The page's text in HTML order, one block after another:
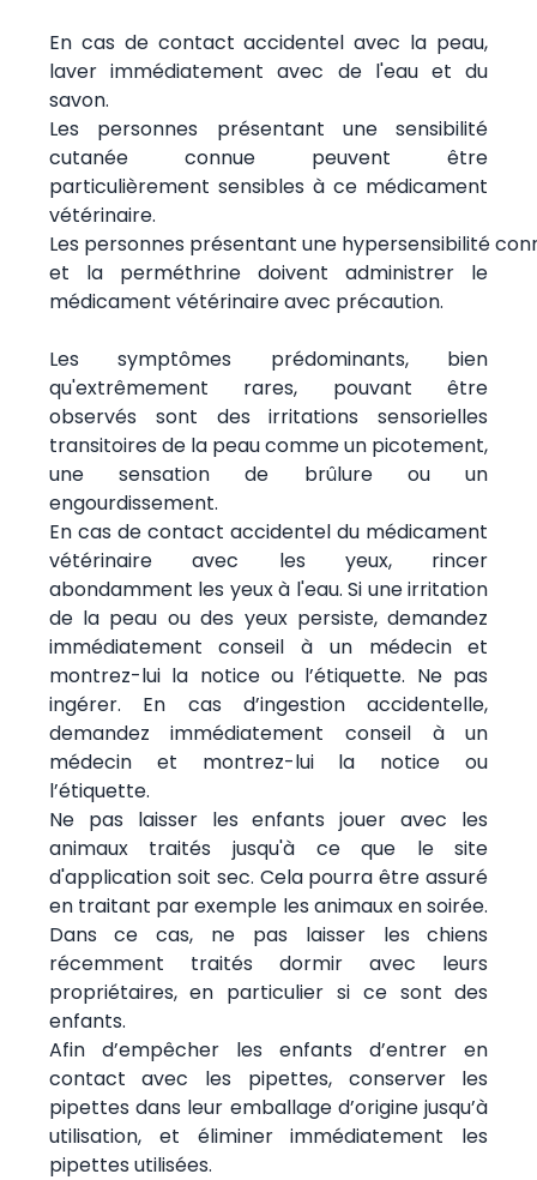
En cas de contact accidentel avec la peau,
laver immédiatement avec de l'eau et du
savon.
Les personnes présentant une sensibilité
cutanée connue peuvent être
particulièrement sensibles à ce médicament
vétérinaire.
Les personnes présentant une hypersensibilité
et la perméthrine doivent administrer le
médicament vétérinaire avec précaution.
Les symptômes prédominants, bien
qu'extrêmement rares, pouvant être
observés sont des irritations sensorielles
transitoires de la peau comme un picotement,
une sensation de brûlure ou un
engourdissement.
En cas de contact accidentel du médicament
vétérinaire avec les yeux, rincer
abondamment les yeux à l'eau. Si une irritation
de la peau ou des yeux persiste, demandez
immédiatement conseil à un médecin et
montrez-lui la notice ou l’étiquette. Ne pas
ingérer. En cas d’ingestion accidentelle,
demandez immédiatement conseil à un
médecin et montrez-lui la notice ou
l’étiquette.
Ne pas laisser les enfants jouer avec les
animaux traités jusqu'à ce que le site
d'application soit sec. Cela pourra être assuré
en traitant par exemple les animaux en soirée.
Dans ce cas, ne pas laisser les chiens
récemment traités dormir avec leurs
propriétaires, en particulier si ce sont des
enfants.
Afin d’empêcher les enfants d’entrer en
contact avec les pipettes, conserver les
pipettes dans leur emballage d’origine jusqu’à
utilisation, et éliminer immédiatement les
pipettes utilisées.